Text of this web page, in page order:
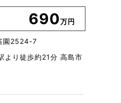
690万円
園2524-7
より徒歩約21分 高島市